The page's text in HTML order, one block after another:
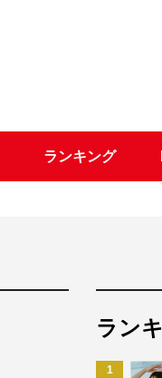
ランキング
ラン
1